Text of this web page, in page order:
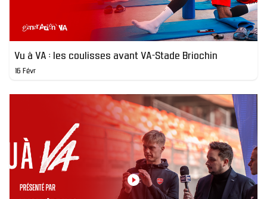
Vu à VA : les coulisses avant VA-Stade Briochin
16 Févr